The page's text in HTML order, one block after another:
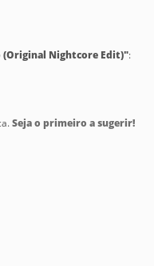
Nightcore Edit)":
Seja o primeiro a sugerir!